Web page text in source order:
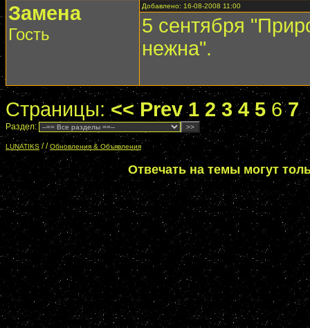
Замена
Гость
Добавлено: 16-08-2008 11:00
5 сентября
нежна".
Страницы:<< Prev 1 2 3 4 5 6 7
Раздел:
LUNATIKS//Обновления & Объявления
Отвечать на темы могут